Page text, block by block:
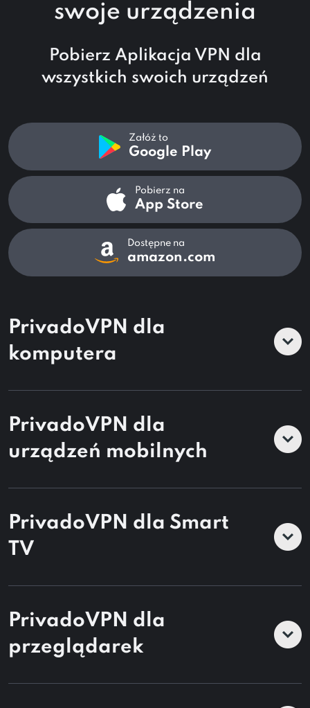
swoje urządzenia
Pobierz Aplikacja VPN dla
wszystkich swoich urządzeń
Załóż to
Google Play
Pobierz na
App Store
Dostępne na
amazon.com
PrivadoVPN dla
komputera
PrivadoVPN dla
urządzeń mobilnych
PrivadoVPN dla Smart
TV
PrivadoVPN dla
przeglądarek